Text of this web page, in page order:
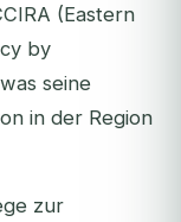
(Eastern
by
seine
in der Region
zur